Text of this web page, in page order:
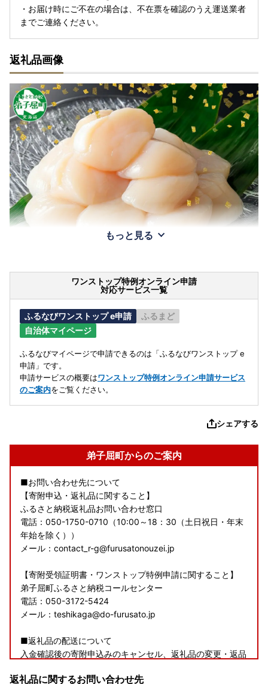
・お届け時にご不在の場合は、不在票を確認のうえ運送業者
までご連絡ください。
返礼品画像
もっと見る
ワンストップ特例オンライン申請
対応サービス一覧
ふるなびワンストップ e申請
ふるまど
自治体マイページ
ふるなびマイページで申請できるのは「ふるなびワンストップ e
申請」です。
申請サービスの概要はワンストップ特例オンライン申請サービス
のご案内をご覧ください。
シェアする
弟子屈町からのご案内
■お問い合わせ先について
【寄附申込・返礼品に関すること】
ふるさと納税返礼品お問い合わせ窓口
電話：050-1750-0710（10:00～18：30（土日祝日・年末
年始を除く））
メール：contact_r-g@furusatonouzei.jp
【寄附受領証明書・ワンストップ特例申請に関すること】
弟子屈町ふるさと納税コールセンター
電話：050-3172-5424
メール：teshikaga@do-furusato.jp
■返礼品の配送について
入金確認後の寄附申込みのキャンセル、返礼品の変更・返品
い。
返礼品に関するお問い合わせ先